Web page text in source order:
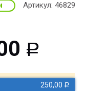
Артикул: 46829
Р
250,00 Р